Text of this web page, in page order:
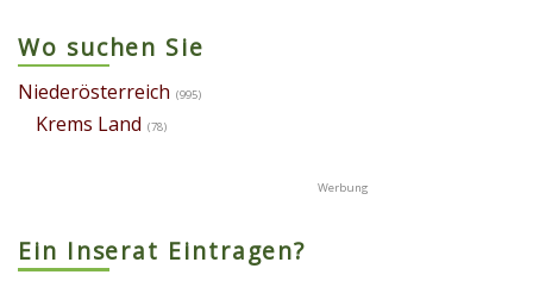
Wo suchen Sie
Niederösterreich (995)
Krems Land (78)
Ein Inserat Eintragen?